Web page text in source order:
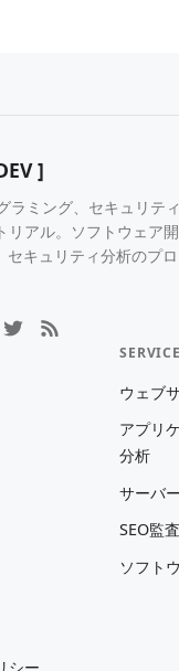
]
ラミング、セキュリテ
リアル。ソフトウェア
セキュリティ分析のプ
ウェブ
アプリ
分析
サーバ
SEO監査
ソフト
シー